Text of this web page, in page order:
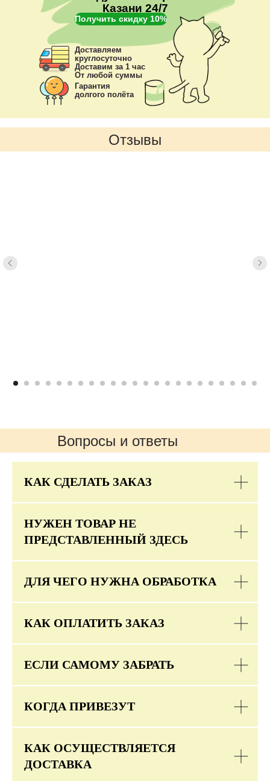
Казани 24/7
Получить скидку 10%
Доставляем
круглосуточно
Доставим за 1 час
От любой суммы
Гарантия
долгого полёта
Отзывы
Вопросы и ответы
КАК СДЕЛАТЬ ЗАКАЗ
НУЖЕН ТОВАР НЕ
ПРЕДСТАВЛЕННЫЙ ЗДЕСЬ
ДЛЯ ЧЕГО НУЖНА ОБРАБОТКА
КАК ОПЛАТИТЬ ЗАКАЗ
ЕСЛИ САМОМУ ЗАБРАТЬ
КОГДА ПРИВЕЗУТ
КАК ОСУЩЕСТВЛЯЕТСЯ
ДОСТАВКА